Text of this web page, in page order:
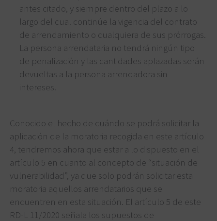
antes citado, y siempre dentro del plazo a lo
largo del cual continúe la vigencia del contrato
de arrendamiento o cualquiera de sus prórrogas.
La persona arrendataria no tendrá ningún tipo
de penalización y las cantidades aplazadas serán
devueltas a la persona arrendadora sin
intereses.
Conocido el hecho de cuándo se podrá solicitar la
aplicación de la moratoria recogida en este artículo
4, tendremos ahora que estar a lo dispuesto en el
artículo 5 en cuanto al concepto de “situación de
vulnerabilidad”, ya que solo podrán solicitar esta
moratoria aquellos arrendatarios que se
encuentren en esta situación. El artículo 5 de este
RD-L 11/2020 señala los supuestos de